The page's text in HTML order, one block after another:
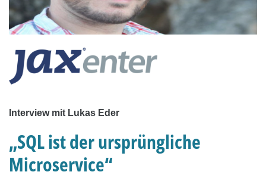
Interview mit Lukas Eder
„SQL ist der ursprüngliche
Microservice“